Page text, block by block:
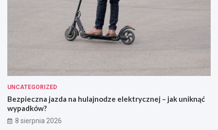
UNCATEGORIZED
Bezpieczna jazda na hulajnodze elektrycznej – jak uniknąć
wypadków?
8 sierpnia 2026